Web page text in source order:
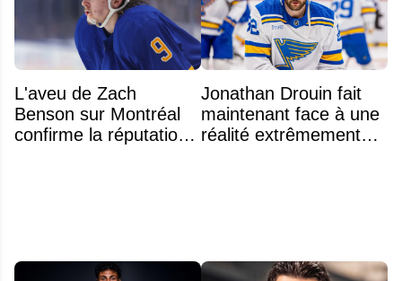
L'aveu de Zach
Benson sur Montréal
confirme la réputation
Jonathan Drouin fait
maintenant face à une
réalité extrêmement